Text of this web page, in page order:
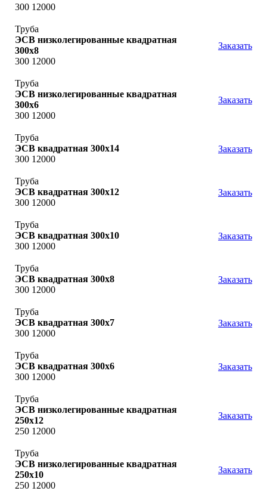
300 12000
Труба
ЭСВ низколегированные квадратная
300x8
300 12000
Заказать
Труба
ЭСВ низколегированные квадратная
300x6
300 12000
Заказать
Труба
ЭСВ квадратная 300х14
300 12000
Заказать
Труба
ЭСВ квадратная 300х12
300 12000
Заказать
Труба
ЭСВ квадратная 300х10
300 12000
Заказать
Труба
ЭСВ квадратная 300х8
300 12000
Заказать
Труба
ЭСВ квадратная 300х7
300 12000
Заказать
Труба
ЭСВ квадратная 300х6
300 12000
Заказать
Труба
ЭСВ низколегированные квадратная
250x12
250 12000
Заказать
Труба
ЭСВ низколегированные квадратная
250x10
250 12000
Заказать